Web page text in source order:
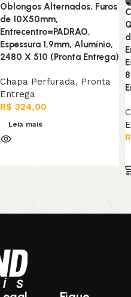
Oblongos Alternados, Furos
de 10X50mm,
Entrecentro=PADRAO,
Espessura 1,9mm, Alumínio,
2480 X 510 (Pronta Entrega)
Chapa Perfurada, Pronta
Entrega
R$ 324,00
Leia mais